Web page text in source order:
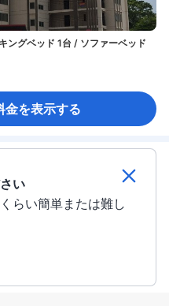
キングベッド 1台 / ソファーベッド
金を表示する
い
らい簡単または難し